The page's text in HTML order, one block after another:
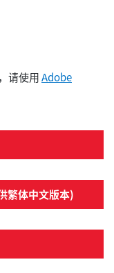
请使用Adobe
繁体中文版本)